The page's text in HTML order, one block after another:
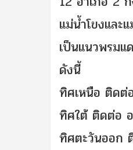
แม่น้ำโขงและ
เป็นแนวพรมแ
ดังนี้
ทิศเหนือ ติดต่
ทิศใต้ ติดต่อ
ทิศตะวันออก